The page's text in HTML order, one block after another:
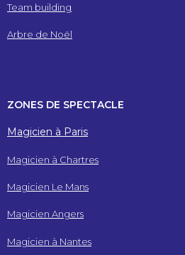
Team building
Arbre de Noël
ZONES DE SPECTACLE
Magicien à Paris
Magicien à Chartres
Magicien Le Mans
Magicien Angers
Magicien à Nantes